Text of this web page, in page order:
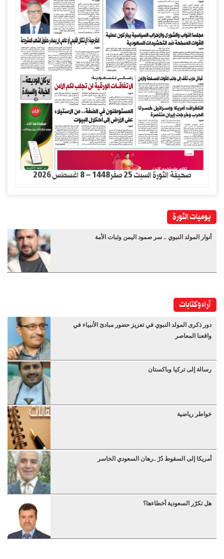
صحيفة الثورة السبت 25 صفر1448 – 8 اغسطس 2026
يوميات الثورة
أنوار المولد النبوي .. سر صمود اليمن وثبات الأمة
آراء وكتابات
دور ذكرى المولد النبوي في تعزيز حضور مبادئ الأنبياء في
واقعنا المعاصر
رسالة إلى تركيا وباكستان
خواطر رياضية
أمريكا إلى السقوط دُرْ ..رهان السعودي الخاسر
هل تكرّر السعودية أخطاءها؟